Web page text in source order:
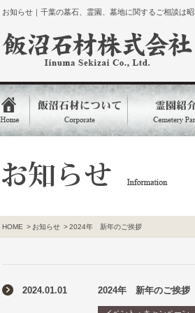
お知らせ｜千葉の墓石、霊園、墓地に関するご相談は昭
HOME > お知らせ >2024年 新年のご挨拶
2024.01.01 2024年 新年のご挨拶